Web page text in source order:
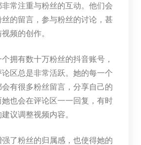
常注重与粉丝的互动。他们会
的留言，参与粉丝的讨论，甚
频的创作。
拥有数十万粉丝的抖音账号，
区总是非常活跃。她的每一个
有很多粉丝留言，分享自己的
也会在评论区一一回复，有时
议调整视频内容。
了粉丝的归属感，也使得她的